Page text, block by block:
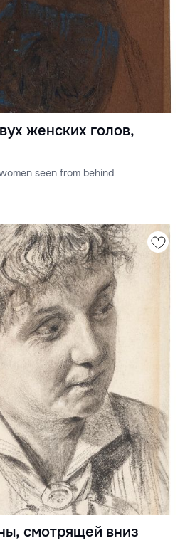
женских голов,
seen from behind
смотрящей вниз